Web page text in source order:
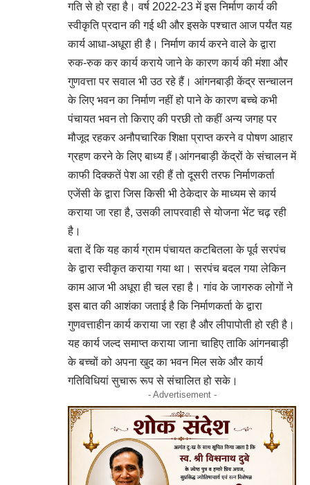
गति से हो रहा है। वर्ष 2022-23 में इस निर्माण कार्य की
स्वीकृति प्रदान की गई थी और इसके पश्चात आज पर्यंत यह
कार्य आधा-अधूरा ही है। निर्माण कार्य करने वाले के द्वारा
रुक-रुक कर कार्य कराये जाने के कारण कार्य की मंशा और
गुणवत्ता पर सवाल भी उठ रहे हैं। आंगनबाड़ी केंद्र सन्चालन
के लिए भवन का निर्माण नहीं हो पाने के कारण बच्चे कभी
पंचायत भवन तो किराए की परछी तो कहीं अन्य जगह पर
मौजूद रहकर अनौपचारिक शिक्षा प्राप्त करने व पोषण आहार
ग्रहण करने के लिए बाध्य हैं।आंगनबाड़ी केंद्रों के संचालन में
काफी दिक्कतें पेश आ रही हैं तो दूसरी तरफ निर्माणकर्ता
एजेंसी के द्वारा जिस किसी भी ठेकेदार के माध्यम से कार्य
कराया जा रहा है, उसकी लापरवाही से योजना भेंट चढ़ रही
है।
बता दें कि यह कार्य ग्राम पंचायत कटबितला के पूर्व सरपंच
के द्वारा स्वीकृत कराया गया था। सरपंच बदल गया लेकिन
काम आज भी अधूरा ही चल रहा है। गांव के जागरुक लोगों ने
इस बात की आशंका जताई है कि निर्माणकर्ता के द्वारा
गुणवत्ताहीन कार्य कराया जा रहा है और लीपापोती हो रही है।
यह कार्य जल्द समाप्त कराया जाना चाहिए ताकि आंगनबाड़ी
के बच्चों को अपना खुद का भवन मिल सके और कार्य
गतिविधियां सुचारू रूप से संचालित हो सके।
- Advertisement -